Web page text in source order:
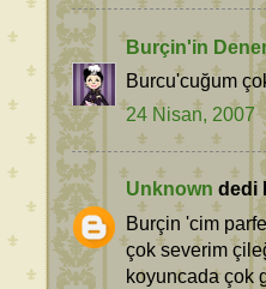
Burçin'in
Burcu'cuğum
24 Nisan, 2007
Unknown dedi
Burçin 'cim
çok severim
koyuncada çok